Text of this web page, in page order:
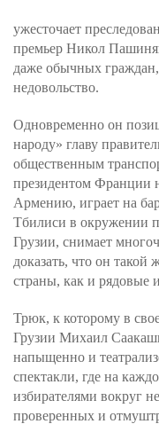
ужесточает
премьер Никол
даже обычных
недовольство.
Одновременно он
народу» главу
общественным
президентом Франции
Армению, играет на
Тбилиси в окружении
Грузии, снимает
доказать, что он такой
страны, как и рядовые
Трюк, к которому в
Грузии Михаил
напыщенно и
спектакли, где на
избирателями вокруг
проверенных и